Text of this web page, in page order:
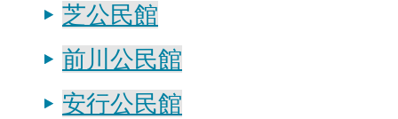
芝公民館
前川公民館
安行公民館